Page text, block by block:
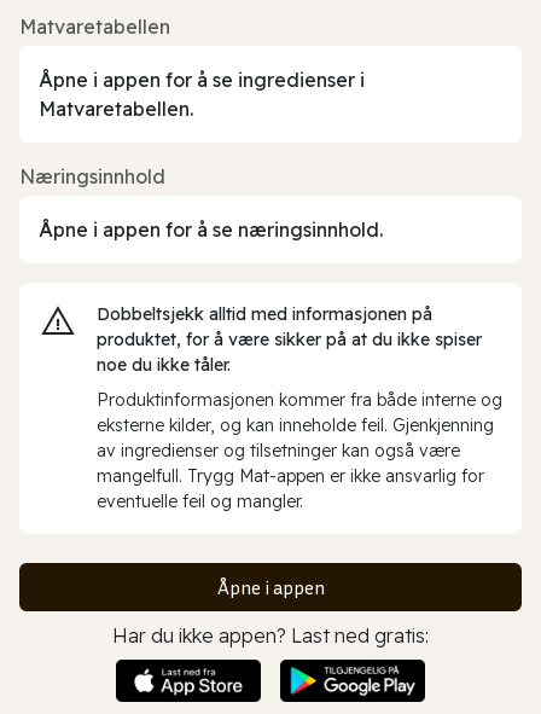
Matvaretabellen
Åpne i appen for å se ingredienser i
Matvaretabellen.
Næringsinnhold
Åpne i appen for å se næringsinnhold.
Dobbeltsjekk alltid med informasjonen på
produktet, for å være sikker på at du ikke spiser
noe du ikke tåler.
Produktinformasjonen kommer fra både interne og
eksterne kilder, og kan inneholde feil. Gjenkjenning
av ingredienser og tilsetninger kan også være
mangelfull. Trygg Mat-appen er ikke ansvarlig for
eventuelle feil og mangler.
Åpne i appen
Har du ikke appen? Last ned gratis: